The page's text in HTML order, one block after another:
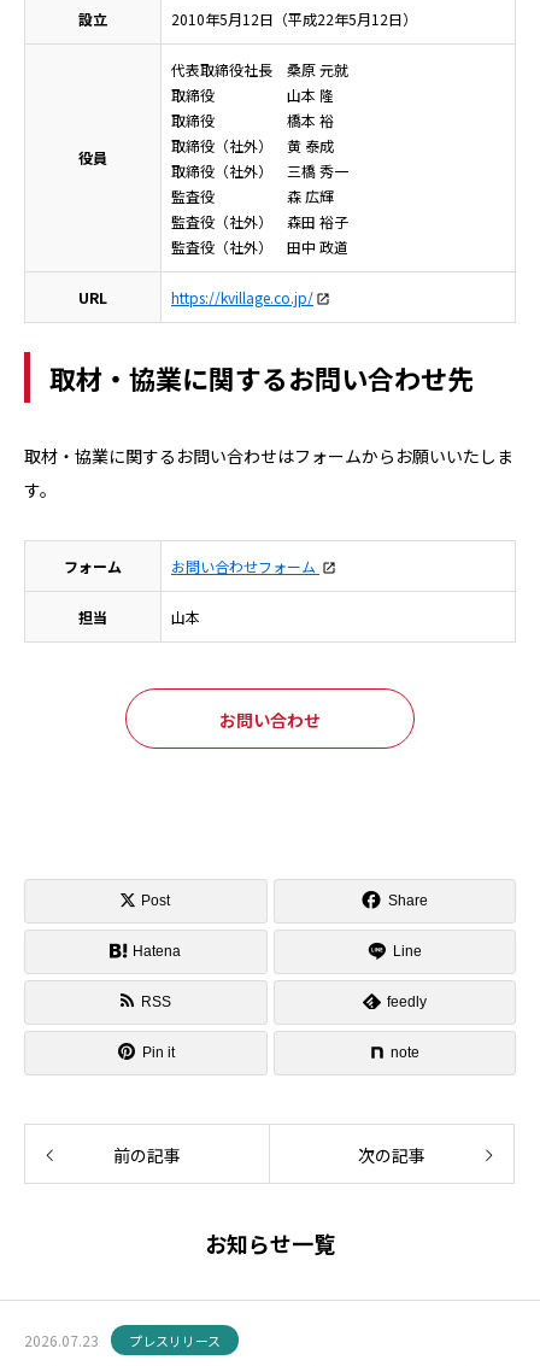
設立 2010年5月12日（平成22年5月12日）
役員
代表取締役社長 桑原 元就
取締役 山本 隆
取締役 橋本 裕
取締役（社外） 黄 泰成
取締役（社外） 三橋 秀一
監査役 森 広輝
監査役（社外） 森田 裕子
監査役（社外） 田中 政道
URL https://kvillage.co.jp/
取材・協業に関するお問い合わせ先
取材・協業に関するお問い合わせはフォームからお願いいたしま
す。
フォーム お問い合わせフォーム
担当 山本
お問い合わせ
Post Share
Hatena Line
RSS feedly
Pin it note
前の記事 次の記事
お知らせ一覧
2026.07.23 プレスリリース